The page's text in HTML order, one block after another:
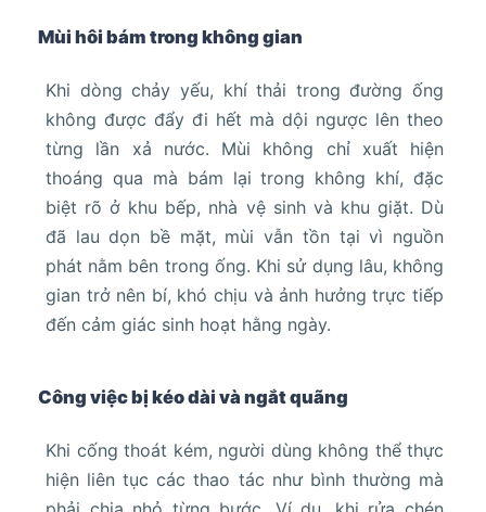
Mùi hôi bám trong không gian
Khi dòng chảy yếu, khí thải trong đường ống
không được đẩy đi hết mà dội ngược lên theo
từng lần xả nước. Mùi không chỉ xuất hiện
thoáng qua mà bám lại trong không khí, đặc
biệt rõ ở khu bếp, nhà vệ sinh và khu giặt. Dù
đã lau dọn bề mặt, mùi vẫn tồn tại vì nguồn
phát nằm bên trong ống. Khi sử dụng lâu, không
gian trở nên bí, khó chịu và ảnh hưởng trực tiếp
đến cảm giác sinh hoạt hằng ngày.
Công việc bị kéo dài và ngắt quãng
Khi cống thoát kém, người dùng không thể thực
hiện liên tục các thao tác như bình thường mà